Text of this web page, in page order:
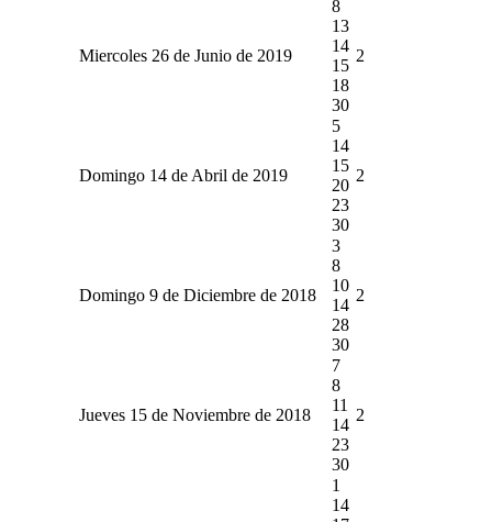
Miercoles 26 de Junio de 2019
8
13
14
15
18
30
2
Domingo 14 de Abril de 2019
5
14
15
20
23
30
2
Domingo 9 de Diciembre de 2018
3
8
10
14
28
30
2
Jueves 15 de Noviembre de 2018
7
8
11
14
23
30
2
1
14